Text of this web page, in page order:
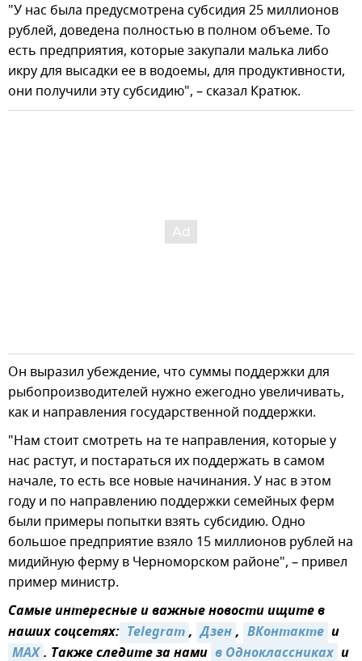
"У нас была предусмотрена субсидия 25 миллионов
рублей, доведена полностью в полном объеме. То
есть предприятия, которые закупали малька либо
икру для высадки ее в водоемы, для продуктивности,
они получили эту субсидию", – сказал Кратюк.
Он выразил убеждение, что суммы поддержки для
рыбопроизводителей нужно ежегодно увеличивать,
как и направления государственной поддержки.
"Нам стоит смотреть на те направления, которые у
нас растут, и постараться их поддержать в самом
начале, то есть все новые начинания. У нас в этом
году и по направлению поддержки семейных ферм
были примеры попытки взять субсидию. Одно
большое предприятие взяло 15 миллионов рублей на
мидийную ферму в Черноморском районе", – привел
пример министр.
Самые интересные и важные новости ищите в
наших соцсетях: Telegram, Дзен, ВКонтакте и
MAX. Также следите за нами в Одноклассниках и